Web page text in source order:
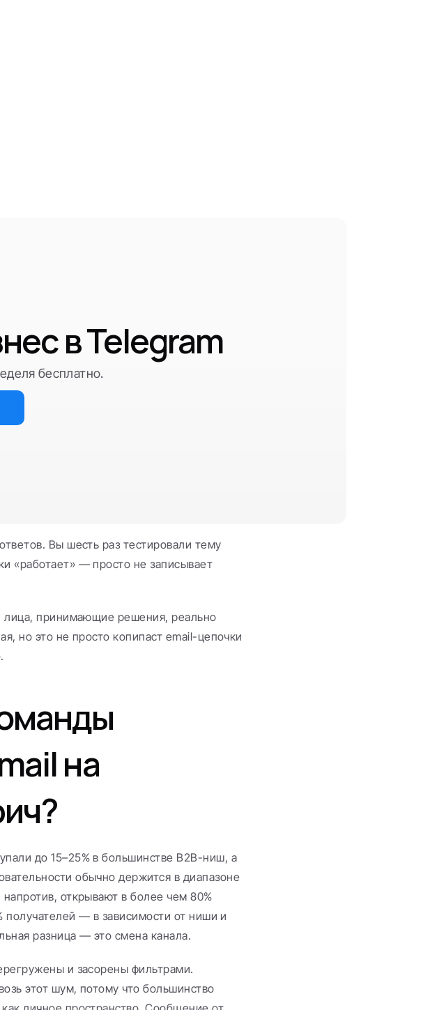
в Telegram
бесплатно.
Вы шесть раз тестировали тему
«работает» — просто не записывает
принимающие решения, реально
но это не просто копипаст email-цепочки
на
до 15–25% в большинстве B2B-ниш, а
обычно держится в диапазоне
открывают в более чем 80%
получателей — в зависимости от ниши и
разница — это смена канала.
и засорены фильтрами.
этот шум, потому что большинство